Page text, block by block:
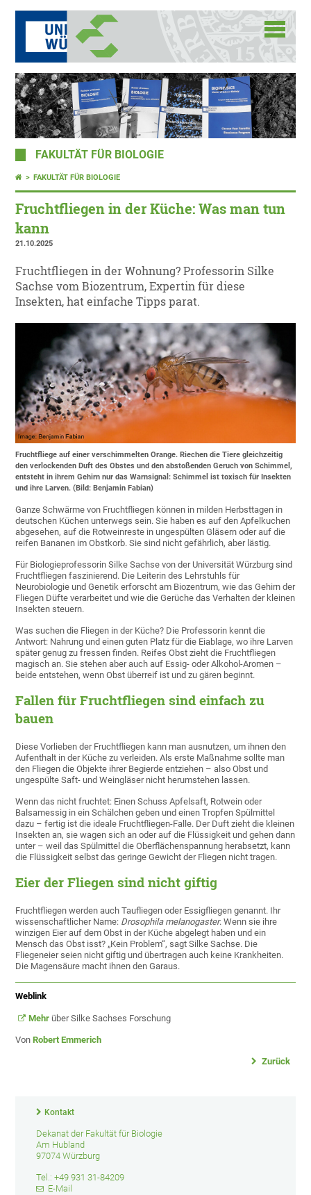
FAKULTÄT FÜR BIOLOGIE
FAKULTÄT FÜR BIOLOGIE
Fruchtfliegen in der Küche: Was man tun
kann
21.10.2025
Fruchtfliegen in der Wohnung? Professorin Silke
Sachse vom Biozentrum, Expertin für diese
Insekten, hat einfache Tipps parat.
Fruchtfliege auf einer verschimmelten Orange. Riechen die Tiere gleichzeitig
den verlockenden Duft des Obstes und den abstoßenden Geruch von Schimmel,
entsteht in ihrem Gehirn nur das Warnsignal: Schimmel ist toxisch für Insekten
und ihre Larven. (Bild: Benjamin Fabian)
Ganze Schwärme von Fruchtfliegen können in milden Herbsttagen in
deutschen Küchen unterwegs sein. Sie haben es auf den Apfelkuchen
abgesehen, auf die Rotweinreste in ungespülten Gläsern oder auf die
reifen Bananen im Obstkorb. Sie sind nicht gefährlich, aber lästig.
Für Biologieprofessorin Silke Sachse von der Universität Würzburg sind
Fruchtfliegen faszinierend. Die Leiterin des Lehrstuhls für
Neurobiologie und Genetik erforscht am Biozentrum, wie das Gehirn der
Fliegen Düfte verarbeitet und wie die Gerüche das Verhalten der kleinen
Insekten steuern.
Was suchen die Fliegen in der Küche? Die Professorin kennt die
Antwort: Nahrung und einen guten Platz für die Eiablage, wo ihre Larven
später genug zu fressen finden. Reifes Obst zieht die Fruchtfliegen
magisch an. Sie stehen aber auch auf Essig- oder Alkohol-Aromen –
beide entstehen, wenn Obst überreif ist und zu gären beginnt.
Fallen für Fruchtfliegen sind einfach zu
bauen
Diese Vorlieben der Fruchtfliegen kann man ausnutzen, um ihnen den
Aufenthalt in der Küche zu verleiden. Als erste Maßnahme sollte man
den Fliegen die Objekte ihrer Begierde entziehen – also Obst und
ungespülte Saft- und Weingläser nicht herumstehen lassen.
Wenn das nicht fruchtet: Einen Schuss Apfelsaft, Rotwein oder
Balsamessig in ein Schälchen geben und einen Tropfen Spülmittel
dazu – fertig ist die ideale Fruchtfliegen-Falle. Der Duft zieht die kleinen
Insekten an, sie wagen sich an oder auf die Flüssigkeit und gehen dann
unter – weil das Spülmittel die Oberflächenspannung herabsetzt, kann
die Flüssigkeit selbst das geringe Gewicht der Fliegen nicht tragen.
Eier der Fliegen sind nicht giftig
Fruchtfliegen werden auch Taufliegen oder Essigfliegen genannt. Ihr
wissenschaftlicher Name: Drosophila melanogaster. Wenn sie ihre
winzigen Eier auf dem Obst in der Küche abgelegt haben und ein
Mensch das Obst isst? „Kein Problem“, sagt Silke Sachse. Die
Fliegeneier seien nicht giftig und übertragen auch keine Krankheiten.
Die Magensäure macht ihnen den Garaus.
Weblink
Mehr über Silke Sachses Forschung
VonRobert Emmerich
Zurück
Kontakt
Dekanat der Fakultät für Biologie
Am Hubland
97074 Würzburg
Tel.: +49 931 31-84209
E-Mail